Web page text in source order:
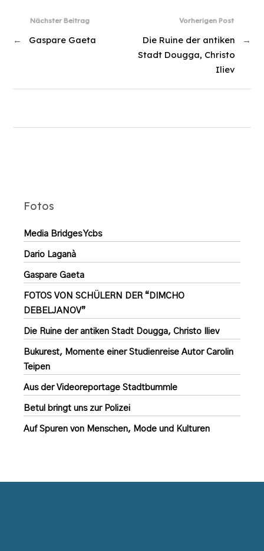
Vorherigen Post
Die Ruine der antiken
Stadt Dougga, Christo
Iliev
→
Nächster Beitrag
← Gaspare Gaeta
Fotos
Media Bridges Ycbs
Dario Laganà
Gaspare Gaeta
FOTOS VON SCHÜLERN DER “DIMCHO
DEBELJANOV”
Die Ruine der antiken Stadt Dougga, Christo Iliev
Bukurest, Momente einer Studienreise Autor Carolin
Teipen
Aus der Videoreportage Stadtbummle
Betul bringt uns zur Polizei
Auf Spuren von Menschen, Mode und Kulturen